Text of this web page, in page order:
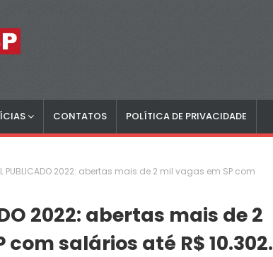
CONTATOS POLÍTICA DE PRIVACIDADE
PUBLICADO 2022: abertas mais de 2 mil vagas em SP com
2022: abertas mais de 2
com salários até R$ 10.302.